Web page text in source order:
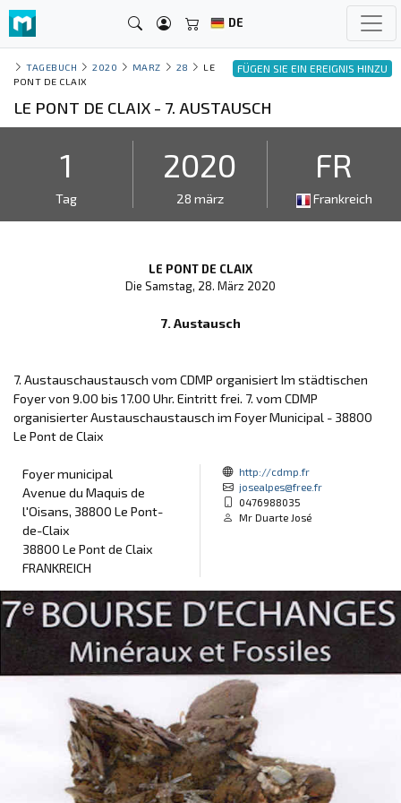
DE
FÜGEN SIE EIN EREIGNIS HINZU
TAGEBUCH 2020 MARZ 28
LE
PONT DE CLAIX
LE PONT DE CLAIX - 7. AUSTAUSCH
1
Tag
2020
28 märz
FR
Frankreich
LE PONT DE CLAIX
Die Samstag, 28. März 2020
7. Austausch
7. Austauschaustausch vom CDMP organisiert Im städtischen
Foyer von 9.00 bis 17.00 Uhr. Eintritt frei. 7. vom CDMP
organisierter Austauschaustausch im Foyer Municipal - 38800
Le Pont de Claix
Foyer municipal
Avenue du Maquis de
l'Oisans, 38800 Le Pont-
de-Claix
38800 Le Pont de Claix
FRANKREICH
http://cdmp.fr
josealpes@free.fr
0476988035
Mr Duarte José